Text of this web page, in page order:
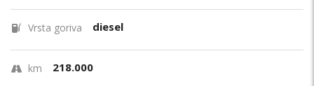
Vrsta goriva diesel
km 218.000